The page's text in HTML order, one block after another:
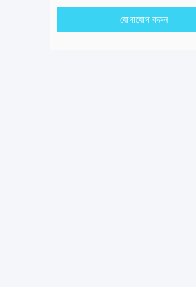
যোগাযোগ করুন